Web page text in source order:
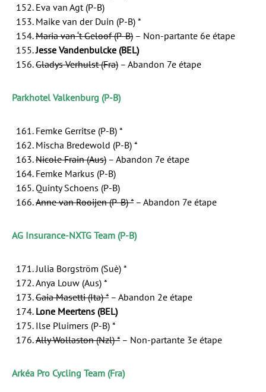
Eva van Agt (P-B)
Maike van der Duin (P-B) *
Maria van ‘t Geloof (P-B) – Non-partante 6e étape
Jesse Vandenbulcke (BEL)
Gladys Verhulst (Fra) – Abandon 7e étape
Parkhotel Valkenburg (P-B)
Femke Gerritse (P-B) *
Mischa Bredewold (P-B) *
Nicole Frain (Aus) – Abandon 7e étape
Femke Markus (P-B)
Quinty Schoens (P-B)
Anne van Rooijen (P-B) * – Abandon 7e étape
AG Insurance-NXTG Team (P-B)
Julia Borgström (Suè) *
Anya Louw (Aus) *
Gaia Masetti (Ita) * – Abandon 2e étape
Lone Meertens (BEL)
Ilse Pluimers (P-B) *
Ally Wollaston (Nzl) * – Non-partante 3e étape
Arkéa Pro Cycling Team (Fra)